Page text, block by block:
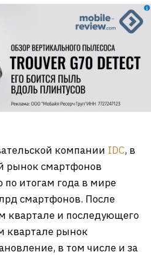
компании IDC, в
рынок смартфонов
по итогам года в мире
смартфонов. После
квартале и последующего
квартале рынок
в том числе и за